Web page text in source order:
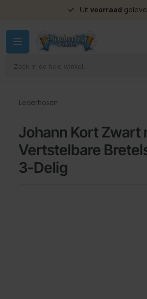
Uit voorraad
Lederhosen
Johann Kort Zwart
Vertstelbare
3-Delig